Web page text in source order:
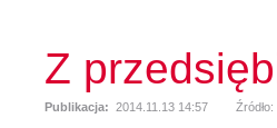
Z
Publikacja: 2014.11.13 14:57